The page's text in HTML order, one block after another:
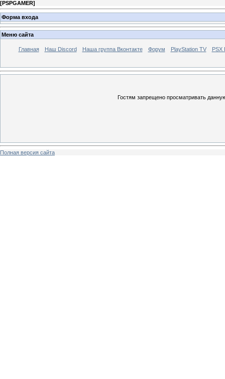
[PSPGAMER]
Форма входа
Меню сайта
Главная Наш Discord Наша группа Вконтакте Форум PlayStation TV PSX
Гостям запрещено просматривать
Полная версия сайта